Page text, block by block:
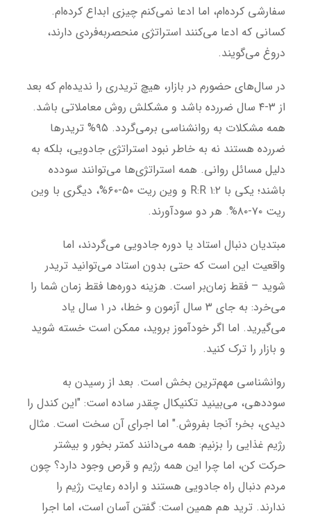
سفارشی کرده‌ام، اما ادعا نمی‌کنم چیزی ابداع کرده‌ام.
کسانی که ادعا می‌کنند استراتژی منحصربه‌فردی دارند،
دروغ می‌گویند.
در سال‌های حضورم در بازار، هیچ تریدری را ندیده‌ام که بعد
از ۳-۴ سال ضررده باشد و مشکلش روش معاملاتی باشد.
همه مشکلات به روانشناسی برمی‌گردد. ۹۵% تریدرها
ضررده هستند نه به خاطر نبود استراتژی جادویی، بلکه به
دلیل مسائل روانی. همه استراتژی‌ها می‌توانند سودده
باشند؛ یکی با R:R ۱:۲ و وین ریت ۵۰-۶۰%، دیگری با وین
ریت ۷۰-۸۰%. هر دو سودآورند.
مبتدیان دنبال استاد یا دوره جادویی می‌گردند، اما
واقعیت این است که حتی بدون استاد می‌توانید تریدر
شوید – فقط زمان‌بر است. هزینه دوره‌ها فقط زمان شما را
می‌خرد: به جای ۳ سال آزمون و خطا، در ۱ سال یاد
می‌گیرید. اما اگر خودآموز بروید، ممکن است خسته شوید
و بازار را ترک کنید.
روانشناسی مهم‌ترین بخش است. بعد از رسیدن به
سوددهی، می‌بینید تکنیکال چقدر ساده است: "این کندل را
دیدی، بخر؛ آنجا بفروش." اما اجرای آن سخت است. مثال
رژیم غذایی را بزنیم: همه می‌دانند کمتر بخور و بیشتر
حرکت کن، اما چرا این همه رژیم و قرص وجود دارد؟ چون
مردم دنبال راه جادویی هستند و اراده رعایت رژیم را
ندارند. ترید هم همین است: گفتن آسان است، اما اجرا